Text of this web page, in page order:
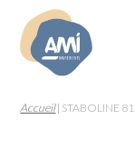
Accueil| STABOLINE